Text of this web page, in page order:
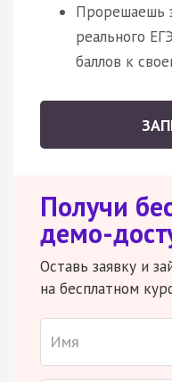
Прорешаешь
реального
баллов к
Получи
демо-
Оставь заявку и
на бесплатном